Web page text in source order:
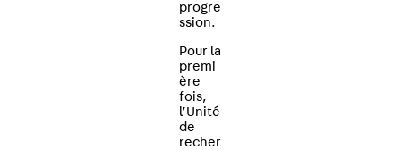
progre
ssion.
Pour la
premi
ère
fois,
l’Unité
de
recher